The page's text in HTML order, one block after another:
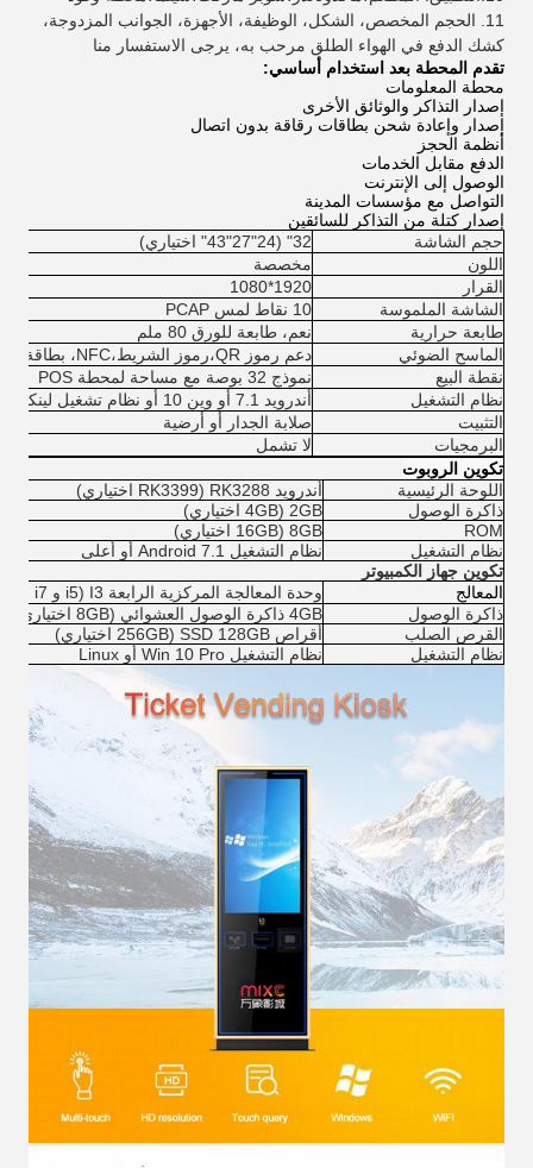
11. الحجم المخصص، الشكل، الوظيفة، الأجهزة، الجوانب المزدوجة،
كشك الدفع في الهواء الطلق مرحب به، يرجى الاستفسار منا
تقدم المحطة بعد استخدام أساسي:
محطة المعلومات
إصدار التذاكر والوثائق الأخرى
إصدار وإعادة شحن بطاقات رقاقة بدون اتصال
أنظمة الحجز
الدفع مقابل الخدمات
الوصول إلى الإنترنت
التواصل مع مؤسسات المدينة
إصدار كتلة من التذاكر للسائقين
حجم الشاشة
32" (24"27"43" اختياري)
اللون
مخصصة
القرار
1920*1080
الشاشة الملموسة
10 نقاط لمس PCAP
طابعة حرارية
نعم، طابعة للورق 80 ملم
الماسح الضوئي
دعم رموز QR،رموز الشريط،NFC، بطاقة هوية
نقطة البيع
نموذج 32 بوصة مع مساحة لمحطة POS
نظام التشغيل
أندرويد 7.1 أو وين 10 أو نظام تشغيل لينكس للاختيار
التثبيت
صلابة الجدار أو أرضية
البرمجيات
لا تشمل
تكوين الروبوت
اللوحة الرئيسية
أندرويد RK3288 (RK3399 اختياري)
ذاكرة الوصول
2GB (4GB اختياري)
ROM
8GB (16GB اختياري)
نظام التشغيل
نظام التشغيل Android 7.1 أو أعلى
تكوين جهاز الكمبيوتر
المعالج
وحدة المعالجة المركزية الرابعة I3 (i5 و i7 اختياري)
ذاكرة الوصول
4GB ذاكرة الوصول العشوائي (8GB اختياري)
القرص الصلب
أقراص SSD 128GB (256GB اختياري)
نظام التشغيل
نظام التشغيل Win 10 Pro أو Linux